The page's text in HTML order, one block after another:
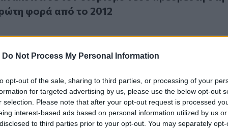
Do Not Process My Personal Information
opt-out of the sale, sharing to third parties, or processing of your
for targeted advertising by us, please use the below opt-out
selection. Please note that after your opt-out request is processed
interest-based ads based on personal information utilized by us
to third parties prior to your opt-out. You may separately
φορά από το 2012
στον ΟΗΕ: Εγκλήματα πολέμου οι επιθέσεις της
πρεσβευτής στον ΟΗΕ: Εγκλήματα πολέμου οι
Χαμάς